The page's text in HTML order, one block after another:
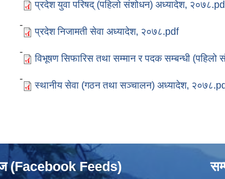
प्रदेश युवा परिषद् (पहिलो संशोधन) अध्यादेश,
-
प्रदेश निजामती सेवा अध्यादेश, २०७८.pdf
-
विभूषण सिफारिस तथा सम्मान र पदक सम्बन्धी
-
स्थानीय सेवा (गठन तथा सञ्चालन) अध्यादेश,
(Facebook Feeds)